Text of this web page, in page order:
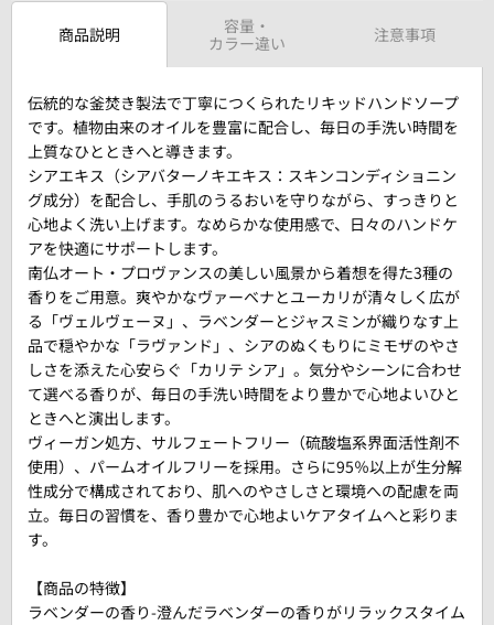
商品説明
容量・
カラー違い
注意事項
伝統的な釜焚き製法で丁寧につくられたリキッドハンドソープ
です。植物由来のオイルを豊富に配合し、毎日の手洗い時間を
上質なひとときへと導きます。
シアエキス（シアバターノキエキス：スキンコンディショニン
グ成分）を配合し、手肌のうるおいを守りながら、すっきりと
心地よく洗い上げます。なめらかな使用感で、日々のハンドケ
アを快適にサポートします。
南仏オート・プロヴァンスの美しい風景から着想を得た3種の
香りをご用意。爽やかなヴァーベナとユーカリが清々しく広が
る「ヴェルヴェーヌ」、ラベンダーとジャスミンが織りなす上
品で穏やかな「ラヴァンド」、シアのぬくもりにミモザのやさ
しさを添えた心安らぐ「カリテ シア」。気分やシーンに合わせ
て選べる香りが、毎日の手洗い時間をより豊かで心地よいひと
ときへと演出します。
ヴィーガン処方、サルフェートフリー（硫酸塩系界面活性剤不
使用）、パームオイルフリーを採用。さらに95％以上が生分解
性成分で構成されており、肌へのやさしさと環境への配慮を両
立。毎日の習慣を、香り豊かで心地よいケアタイムへと彩りま
す。
【商品の特徴】
ラベンダーの香り-澄んだラベンダーの香りがリラックスタイム